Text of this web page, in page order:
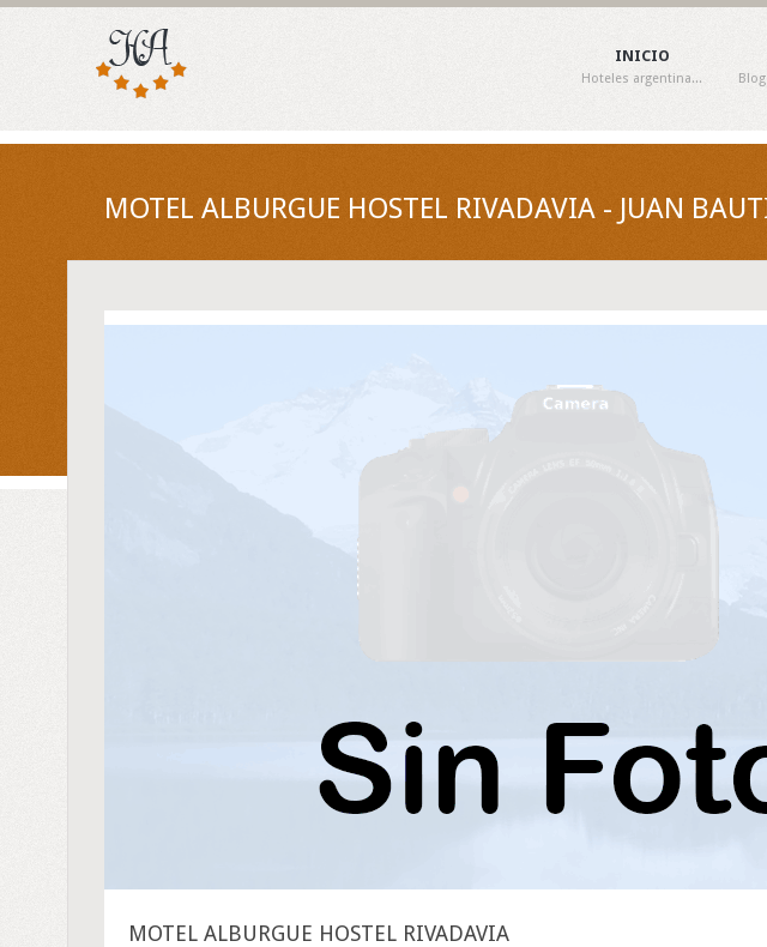
INICIO
Hoteles argentina...
MOTEL ALBURGUE HOSTEL RIVADAVIA - JUAN
MOTEL ALBURGUE HOSTEL RIVADAVIA